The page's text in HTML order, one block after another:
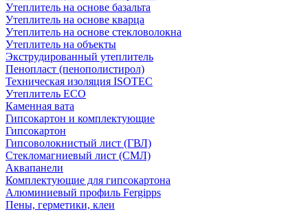
Утеплитель на основе базальта
Утеплитель на основе кварца
Утеплитель на основе стекловолокна
Утеплитель на объекты
Экструдированный утеплитель
Пенопласт (пенополистирол)
Техническая изоляция ISOTEC
Утеплитель ECO
Каменная вата
Гипсокартон и комплектующие
Гипсокартон
Гипсоволокнистый лист (ГВЛ)
Стекломагниевый лист (СМЛ)
Аквапанели
Комплектующие для гипсокартона
Алюминиевый профиль Fergipps
Пены, герметики, клеи